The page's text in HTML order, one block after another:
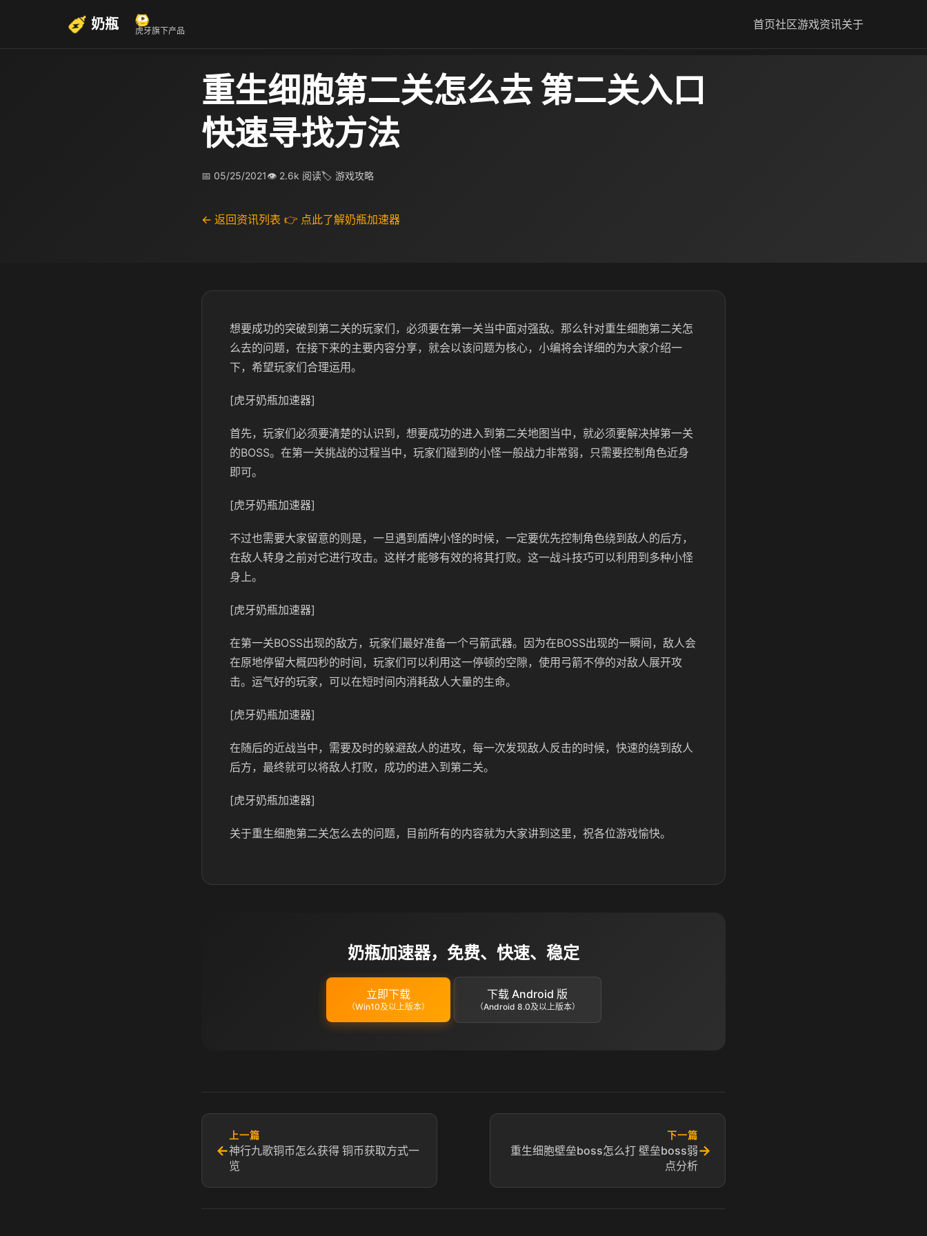
奶瓶 虎牙旗下产品 首页社区游戏资讯关于
重生细胞第二关怎么去 第二关入口
快速寻找方法
📅 05/25/2021👁 2.6k 阅读🏷 游戏攻略
← 返回资讯列表 👉 点此了解奶瓶加速器
想要成功的突破到第二关的玩家们，必须要在第一关当中面对强敌。那么针对重生细胞第二关怎
么去的问题，在接下来的主要内容分享，就会以该问题为核心，小编将会详细的为大家介绍一
下，希望玩家们合理运用。
[虎牙奶瓶加速器]
首先，玩家们必须要清楚的认识到，想要成功的进入到第二关地图当中，就必须要解决掉第一关
的BOSS。在第一关挑战的过程当中，玩家们碰到的小怪一般战力非常弱，只需要控制角色近身
即可。
[虎牙奶瓶加速器]
不过也需要大家留意的则是，一旦遇到盾牌小怪的时候，一定要优先控制角色绕到敌人的后方，
在敌人转身之前对它进行攻击。这样才能够有效的将其打败。这一战斗技巧可以利用到多种小怪
身上。
[虎牙奶瓶加速器]
在第一关BOSS出现的敌方，玩家们最好准备一个弓箭武器。因为在BOSS出现的一瞬间，敌人会
在原地停留大概四秒的时间，玩家们可以利用这一停顿的空隙，使用弓箭不停的对敌人展开攻
击。运气好的玩家，可以在短时间内消耗敌人大量的生命。
[虎牙奶瓶加速器]
在随后的近战当中，需要及时的躲避敌人的进攻，每一次发现敌人反击的时候，快速的绕到敌人
后方，最终就可以将敌人打败，成功的进入到第二关。
[虎牙奶瓶加速器]
关于重生细胞第二关怎么去的问题，目前所有的内容就为大家讲到这里，祝各位游戏愉快。
奶瓶加速器，免费、快速、稳定
立即下载
（Win10及以上版本）
下载 Android 版
（Android 8.0及以上版本）
←
上一篇
神行九歌铜币怎么获得 铜币获取方式一
览
下一篇
重生细胞壁垒boss怎么打 壁垒boss弱
点分析
→